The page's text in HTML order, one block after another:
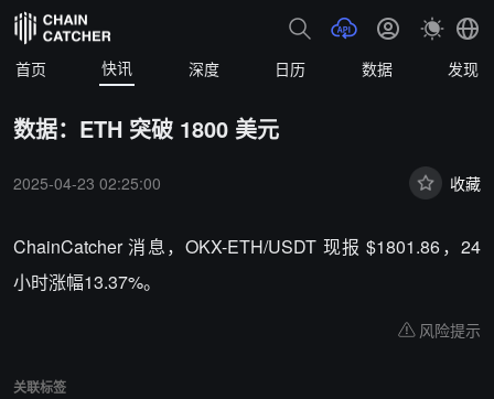
首页 快讯 深度 日历 数据 发现
数据：ETH 突破 1800 美元
2025-04-23 02:25:00 收藏
ChainCatcher 消息，OKX-ETH/USDT 现报 $1801.86，24
小时涨幅13.37%。
风险提示
关联标签